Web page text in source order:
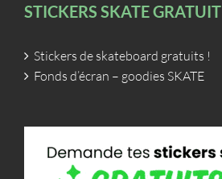
STICKERS SKATE GRATUIT
Stickers de skateboard gratuits !
Fonds d’écran – goodies SKATE